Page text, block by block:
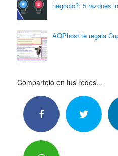
negocio?: 5 razones
AQPhost te regala
Compartelo en tus redes...